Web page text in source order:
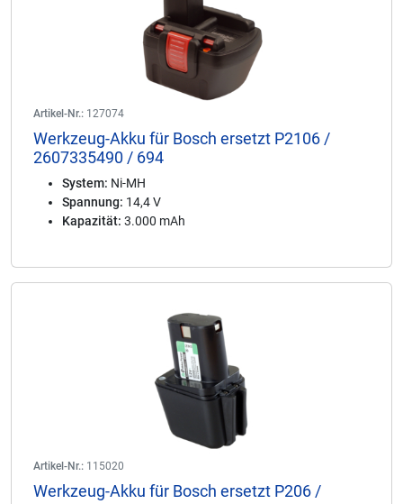
Artikel-Nr.: 127074
Werkzeug-Akku für Bosch ersetzt P2106 /
2607335490 / 694
System: Ni-MH
Spannung: 14,4 V
Kapazität: 3.000 mAh
Artikel-Nr.: 115020
Werkzeug-Akku für Bosch ersetzt P206 /